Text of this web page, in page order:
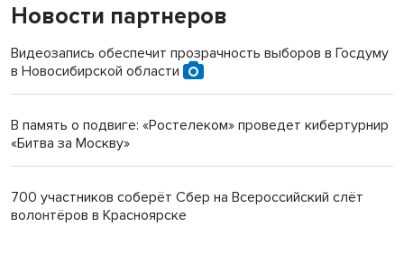
Новости партнеров
Видеозапись обеспечит прозрачность выборов в Госдуму
в Новосибирской области
В память о подвиге: «Ростелеком» проведет кибертурнир
«Битва за Москву»
700 участников соберёт Сбер на Всероссийский слёт
волонтёров в Красноярске